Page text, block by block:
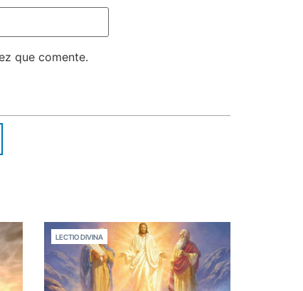
que comente.
LECTIO DIVINA